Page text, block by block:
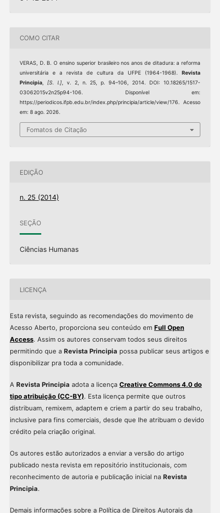
COMO CITAR
VERAS, D. B. O ensino superior brasileiro nos anos de ditadura: a reforma
universitária e a revista de cultura da UFPE (1964-1968).Revista
Principia, [S. l.], v. 2, n. 25, p. 94–106, 2014. DOI: 10.18265/1517-
03062015v2n25p94-106. Disponível em:
https://periodicos.ifpb.edu.br/index.php/principia/article/view/176. Acesso
em: 8 ago. 2026.
Fomatos de Citação
EDIÇÃO
n. 25 (2014)
SEÇÃO
Ciências Humanas
LICENÇA
Esta revista, seguindo as recomendações do movimento de
Acesso Aberto, proporciona seu conteúdo em Full Open
Access. Assim os autores conservam todos seus direitos
permitindo que a Revista Principia possa publicar seus artigos e
disponibilizar pra toda a comunidade.
A Revista Principia adota a licença Creative Commons 4.0 do
tipo atribuição (CC-BY). Esta licença permite que outros
distribuam, remixem, adaptem e criem a partir do seu trabalho,
inclusive para fins comerciais, desde que lhe atribuam o devido
crédito pela criação original.
Os autores estão autorizados a enviar a versão do artigo
publicado nesta revista em repositório institucionais, com
reconhecimento de autoria e publicação inicial na Revista
Principia.
Demais informações sobre a Política de Direitos Autorais da